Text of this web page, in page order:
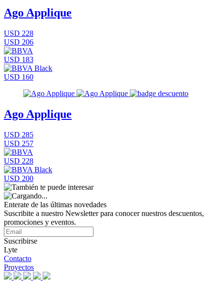
Ago Applique
USD 228
USD 206
USD 183
USD 160
Ago Applique
USD 285
USD 257
USD 228
USD 200
Enterate de las últimas novedades
Suscribite a nuestro Newsletter para conocer nuestros descuentos,
promociones y eventos.
Suscribirse
Lyte
Contacto
Proyectos